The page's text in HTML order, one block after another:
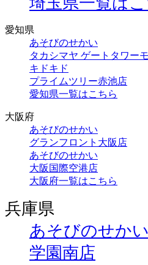
愛知県
あそびのせかい
タカシマヤ ゲートタワー
キドキド
プライムツリー赤池店
愛知県一覧はこちら
大阪府
あそびのせかい
グランフロント大阪店
あそびのせかい
大阪国際空港店
大阪府一覧はこちら
兵庫県
あそびのせかい
学園南店